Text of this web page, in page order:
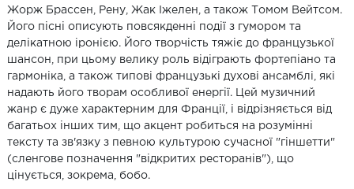
Жорж Брассен, Рену, Жак Іжелен, а також Томом Вейтсом.
Його пісні описують повсякденні події з гумором та
делікатною іронією. Його творчість тяжіє до французької
шансон, при цьому велику роль відіграють фортепіано та
гармоніка, а також типові французькі духові ансамблі, які
надають його творам особливої енергії. Цей музичний
жанр є дуже характерним для Франції, і відрізняється від
багатьох інших тим, що акцент робиться на розумінні
тексту та зв'язку з певною культурою сучасної "гіншетти"
(сленгове позначення "відкритих ресторанів"), що
цінується, зокрема, бобо.